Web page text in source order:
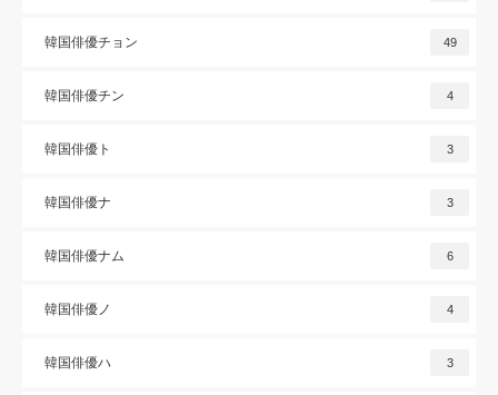
韓国俳優チョン 49
韓国俳優チン 4
韓国俳優ト 3
韓国俳優ナ 3
韓国俳優ナム 6
韓国俳優ノ 4
韓国俳優ハ 3